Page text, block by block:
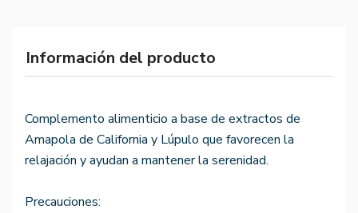
Información del producto
Complemento alimenticio a base de extractos de
Amapola de California y Lúpulo que favorecen la
relajación y ayudan a mantener la serenidad.
Precauciones: